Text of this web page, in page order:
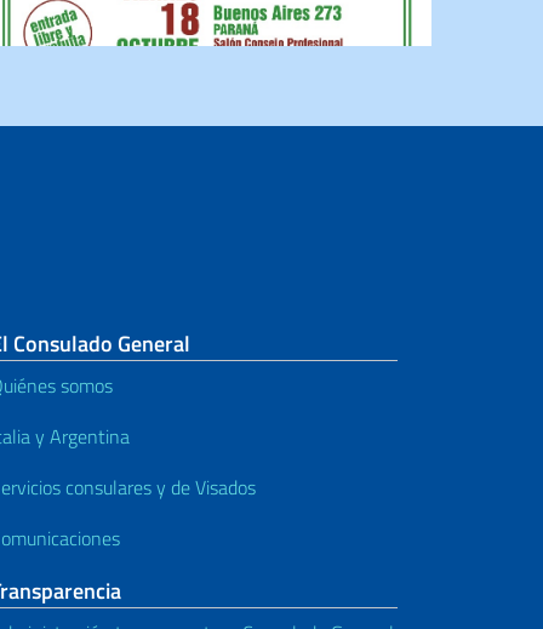
Consulado General
somos
y Argentina
consulares y de Visados